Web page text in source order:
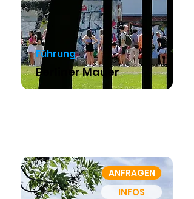
Führung
Berliner Mauer
ANFRAGEN
INFOS